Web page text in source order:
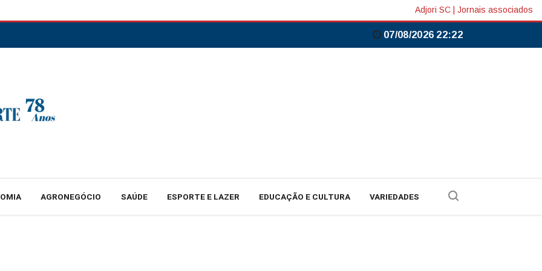
Adjori SC Jornais associados
07/08/2026 22:22
AGRONEGÓCIO SAÚDE ESPORTE E LAZER EDUCAÇÃO E CULTURA VARIEDADES